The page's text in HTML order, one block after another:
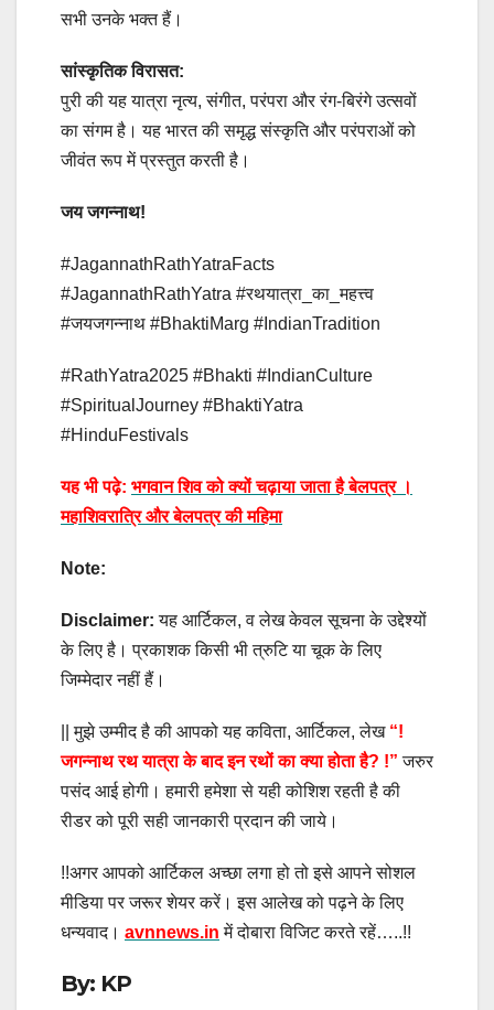
सभी उनके भक्त हैं।
सांस्कृतिक विरासत:
पुरी की यह यात्रा नृत्य, संगीत, परंपरा और रंग-बिरंगे उत्सवों
का संगम है। यह भारत की समृद्ध संस्कृति और परंपराओं को
जीवंत रूप में प्रस्तुत करती है।
जय जगन्नाथ!
#JagannathRathYatraFacts
#JagannathRathYatra #रथयात्रा_का_महत्त्व
#जयजगन्नाथ #BhaktiMarg #IndianTradition
#RathYatra2025 #Bhakti #IndianCulture
#SpiritualJourney #BhaktiYatra
#HinduFestivals
यह भी पढ़े: भगवान शिव को क्यों चढ़ाया जाता है बेलपत्र ।
महाशिवरात्रि और बेलपत्र की महिमा
Note:
Disclaimer: यह आर्टिकल, व लेख केवल सूचना के उद्देश्यों
के लिए है। प्रकाशक किसी भी त्रुटि या चूक के लिए
जिम्मेदार नहीं हैं।
|| मुझे उम्मीद है की आपको यह कविता, आर्टिकल, लेख“!
जगन्नाथ रथ यात्रा के बाद इन रथों का क्या होता है? !” जरुर
पसंद आई होगी। हमारी हमेशा से यही कोशिश रहती है की
रीडर को पूरी सही जानकारी प्रदान की जाये।
!!अगर आपको आर्टिकल अच्छा लगा हो तो इसे आपने सोशल
मीडिया पर जरूर शेयर करें। इस आलेख को पढ़ने के लिए
धन्यवाद। avnnews.in में दोबारा विजिट करते रहें…..!!
By: KP